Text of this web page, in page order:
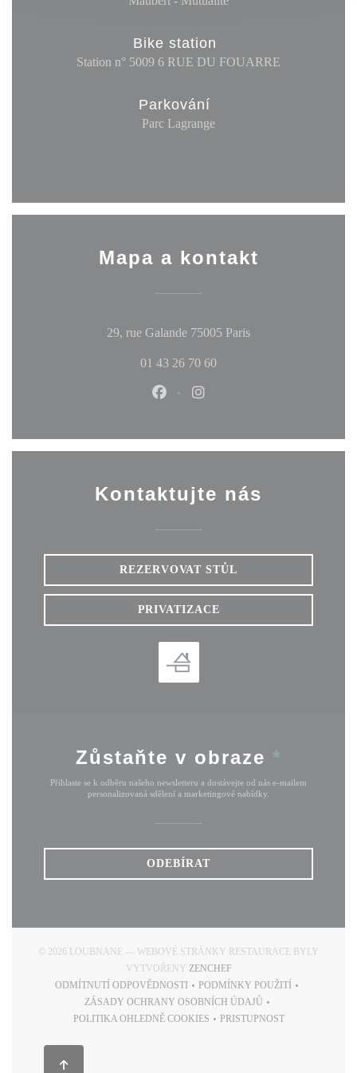
Bike station
Station n° 5009 6 RUE DU FOUARRE
Parkování
Parc Lagrange
Mapa a kontakt
29, rue Galande 75005 Paris((otevře se v novém
01 43 26 70 60
Facebook ((otevře se v novém
Kontaktujte nás
REZERVOVAT STŮL
PRIVATIZACE
Zůstaňte v obraze *
Přihlaste se k odběru našeho newsletteru a dostávejte od nás e-mailem
personalizovaná sdělení a marketingové nabídky.
ODEBÍRAT
© 2026 LOUBNANE — WEBOVÉ STRÁNKY RESTAURACE BYLY
VYTVOŘENY ZENCHEF((OTEVŘE SE V NOVÉM
ODMÍTNUTÍ ODPOVĚDNOSTI
((OTEVŘE SE V NOVÉM OKNĚ))
PODMÍNKY POUŽITÍ
((OTEVŘE SE V
ZÁSADY OCHRANY OSOBNÍCH ÚDAJŮ
POLITIKA OHLEDNĚ COOKIES
PRISTUPNOST